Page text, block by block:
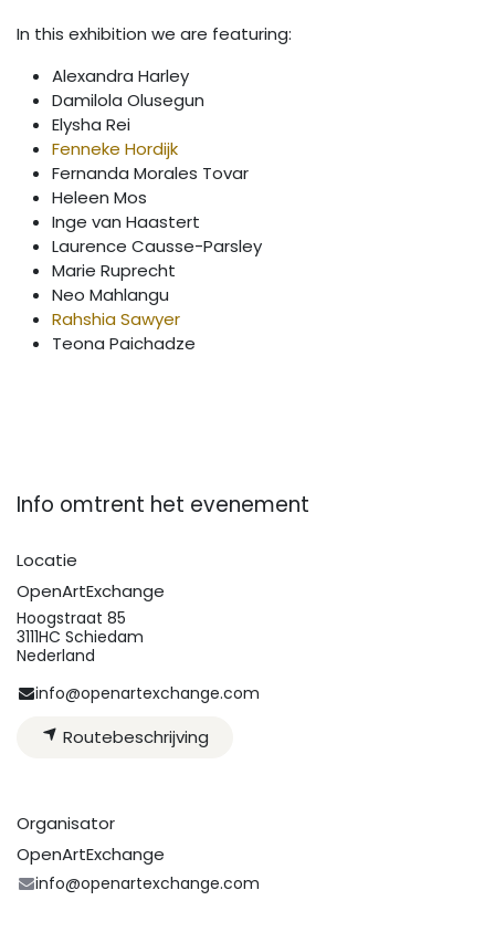
In this exhibition we are featuring:
Alexandra Harley
Damilola Olusegun
Elysha Rei
Fenneke Hordijk
Fernanda Morales Tovar
Heleen Mos
Inge van Haastert
Laurence Causse-Parsley
Marie Ruprecht
Neo Mahlangu
Rahshia Sawyer
Teona Paichadze
Info omtrent het evenement
Locatie
OpenArtExchange
Hoogstraat 85
3111HC Schiedam
Nederland
info@openartexchange.com
Routebeschrijving
Organisator
OpenArtExchange
info@openartexchange.com